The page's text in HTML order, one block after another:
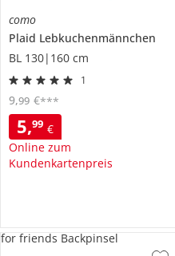
como
Plaid Lebkuchenmännchen
BL 130|160 cm
1
5,99 €
Online zum
Kundenkartenpreis
9,99 €***
for friends Backpinsel